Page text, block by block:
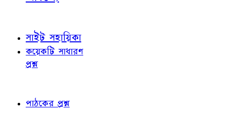
সাইট সহায়িকা
কয়েকটি সাধারণ
প্রশ্ন
পাঠকের প্রশ্ন